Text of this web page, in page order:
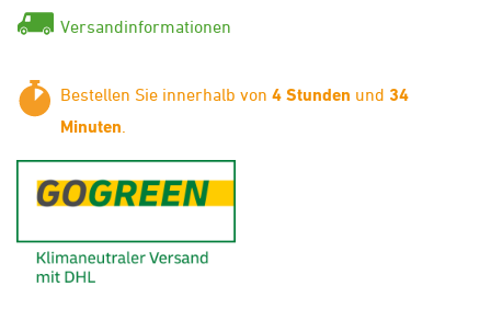
Versandinformationen
Bestellen Sie innerhalb von 4 Stunden und 34
Minuten